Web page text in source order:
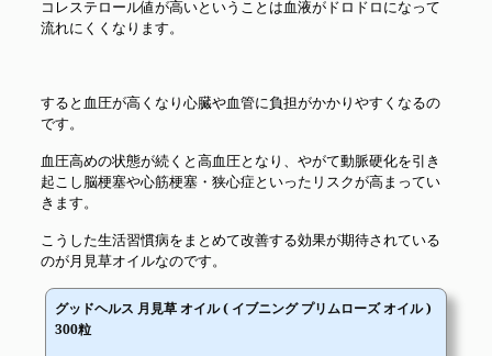
コレステロール値が高いということは血液がドロドロになって
流れにくくなります。
すると血圧が高くなり心臓や血管に負担がかかりやすくなるの
です。
血圧高めの状態が続くと高血圧となり、やがて動脈硬化を引き
起こし脳梗塞や心筋梗塞・狭心症といったリスクが高まってい
きます。
こうした生活習慣病をまとめて改善する効果が期待されている
のが月見草オイルなのです。
グッドヘルス 月見草 オイル ( イブニング プリムローズ オイル )
300粒